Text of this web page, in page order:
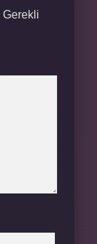
Gerekli